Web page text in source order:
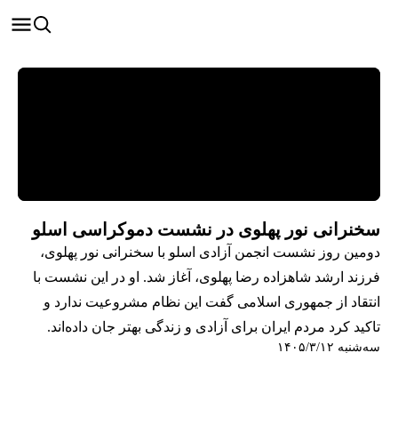
سخنرانی نور پهلوی در نشست دموکراسی اسلو
دومین روز نشست انجمن آزادی اسلو با سخنرانی نور پهلوی،
فرزند ارشد شاهزاده رضا پهلوی، آغاز شد. او در این نشست با
انتقاد از جمهوری اسلامی گفت این نظام مشروعیت ندارد و
تاکيد کرد مردم ایران برای آزادی و زندگی بهتر جان داده‌اند.
سه‌شنبه ۱۴۰۵/۳/۱۲